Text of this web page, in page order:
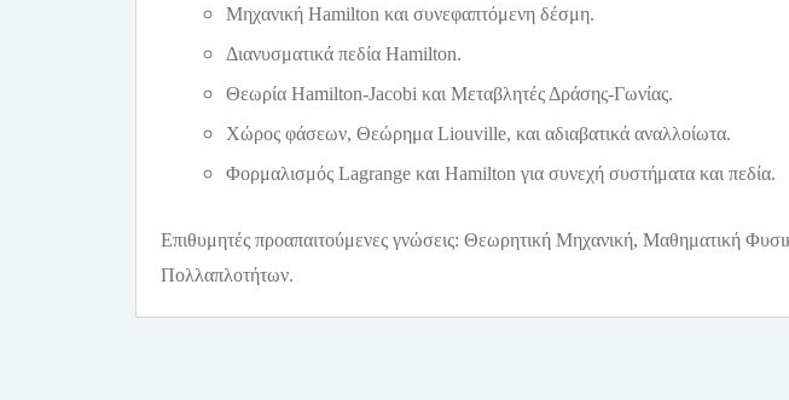
Μηχανική Hamilton και συνεφαπτόμενη δέσμη.
Διανυσματικά πεδία Hamilton.
Θεωρία Hamilton-Jacobi και Μεταβλητές Δράσης-Γωνίας.
Xώρος φάσεων, Θεώρημα Liouville, και αδιαβατικά αναλλοίωτα.
Φορμαλισμός Lagrange και Hamilton για συνεχή συστήματα και πεδία.
Επιθυμητές προαπαιτούμενες γνώσεις: Θεωρητική Μηχανική, Μαθηματική
Πολλαπλοτήτων.